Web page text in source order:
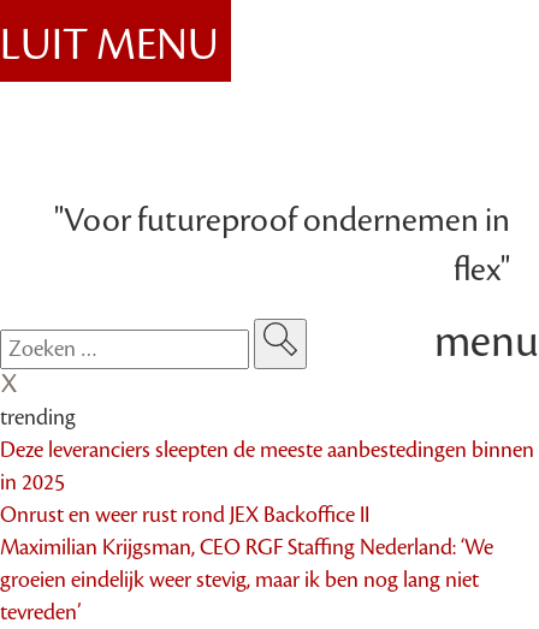
"Voor futureproof ondernemen in
flex"
MENU
menu
trending
Deze leveranciers sleepten de meeste aanbestedingen binnen
in 2025
Onrust en weer rust rond JEX Backoffice II
Maximilian Krijgsman, CEO RGF Staffing Nederland: ‘We
groeien eindelijk weer stevig, maar ik ben nog lang niet
tevreden’